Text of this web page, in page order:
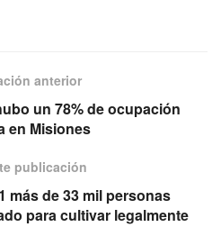
anterior
un 78% de ocupación
en Misiones
publicación
más de 33 mil personas
para cultivar legalmente